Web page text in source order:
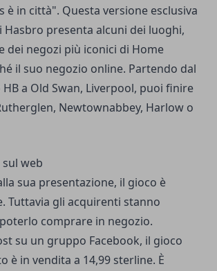
è in città". Questa versione esclusiva
Hasbro presenta alcuni dei luoghi,
dei negozi più iconici di Home
il suo negozio online. Partendo dal
a Old Swan, Liverpool, puoi finire
Newtownabbey, Harlow o
web
sua presentazione, il gioco è
Tuttavia gli acquirenti stanno
comprare in negozio.
su un gruppo Facebook, il gioco
è in vendita a 14,99 sterline. È